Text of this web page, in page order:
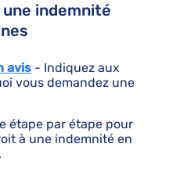
indemnité
avis - Indiquez aux
vous demandez une
étape par étape pour
à une indemnité en